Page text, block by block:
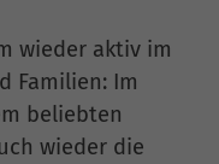
wieder aktiv im
Familien: Im
beliebten
wieder die